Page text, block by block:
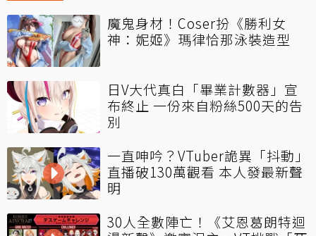
魔鬼身材！Coser扮《勝利女
神：妮姬》瑪律恰那泳裝造型
日V大代真白「畢業計數器」宣
布終止 一份來自粉絲500天的告
別
一直呻吟？VTuber詭異「抖動」
直播破130萬觀看 本人發最新聲
明
30人全數陣亡！《艾恩葛朗特迴